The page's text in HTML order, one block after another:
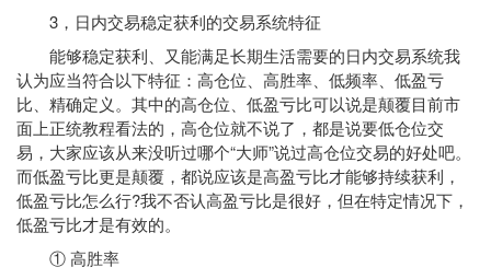
3，日内交易稳定获利的交易系统特征
能够稳定获利、又能满足长期生活需要的日内交易系统我
认为应当符合以下特征：高仓位、高胜率、低频率、低盈亏
比、精确定义。其中的高仓位、低盈亏比可以说是颠覆目前市
面上正统教程看法的，高仓位就不说了，都是说要低仓位交
易，大家应该从来没听过哪个“大师”说过高仓位交易的好处吧。
而低盈亏比更是颠覆，都说应该是高盈亏比才能够持续获利，
低盈亏比怎么行?我不否认高盈亏比是很好，但在特定情况下，
低盈亏比才是有效的。
① 高胜率